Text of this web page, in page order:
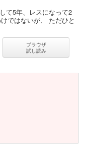
て5年、レスになって2
ではないが、 ただひと
ブラウザ
試し読み